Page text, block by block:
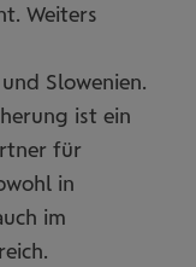
Weiters
Slowenien.
ist ein
für
in
im